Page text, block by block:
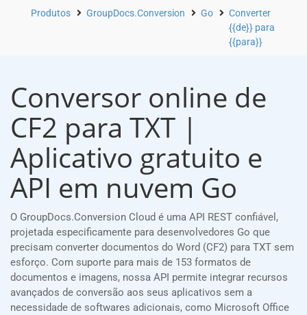
Produtos GroupDocs.Conversion Go
Converter
{{de}} para
{{para}}
Conversor online de
CF2 para TXT |
Aplicativo gratuito e
API em nuvem Go
O GroupDocs.Conversion Cloud é uma API REST confiável,
projetada especificamente para desenvolvedores Go que
precisam converter documentos do Word (CF2) para TXT sem
esforço. Com suporte para mais de 153 formatos de
documentos e imagens, nossa API permite integrar recursos
avançados de conversão aos seus aplicativos sem a
necessidade de softwares adicionais, como Microsoft Office